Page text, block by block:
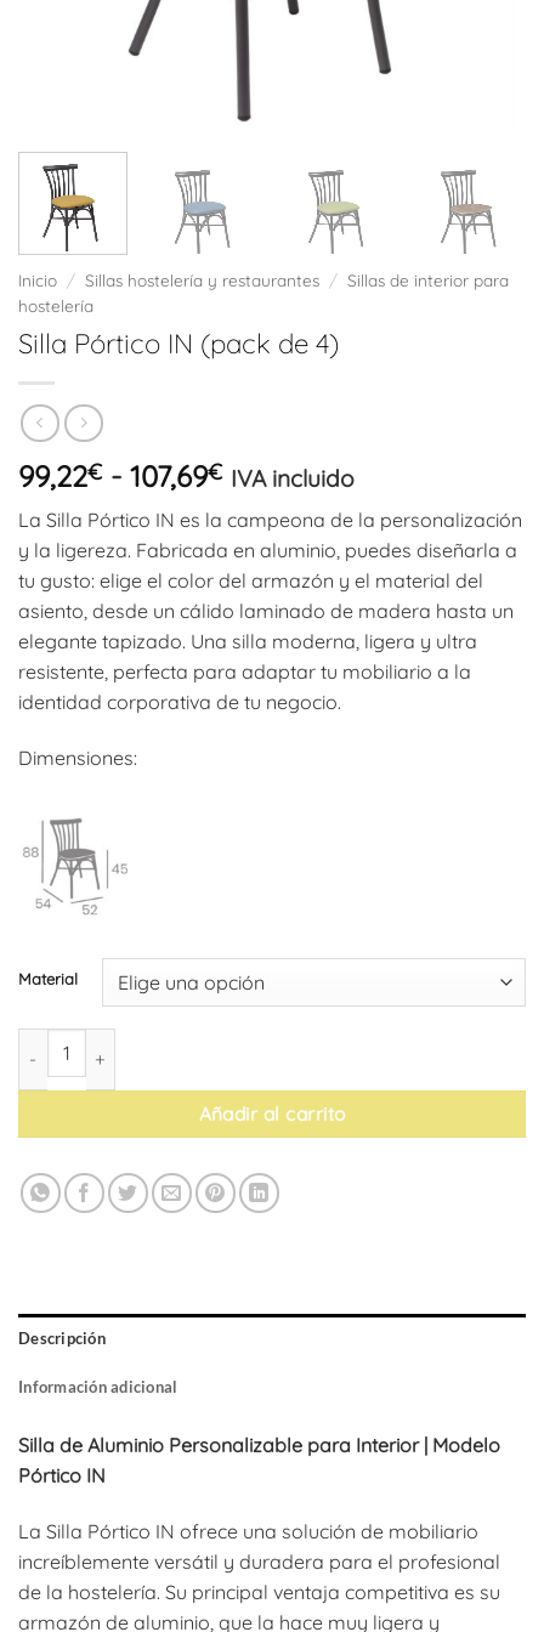
Inicio / Sillas hostelería y restaurantes / Sillas de interior para
hostelería
Silla Pórtico IN (pack de 4)
99,22€ - 107,69€Rango
precios:
desde
99,22€
hasta
107,69€
IVA incluido
La Silla Pórtico IN es la campeona de la personalización
y la ligereza. Fabricada en aluminio, puedes diseñarla a
tu gusto: elige el color del armazón y el material del
asiento, desde un cálido laminado de madera hasta un
elegante tapizado. Una silla moderna, ligera y ultra
resistente, perfecta para adaptar tu mobiliario a la
identidad corporativa de tu negocio.
Dimensiones:
Material
Silla Pórtico IN (pack de 4) cantidad
Añadir al carrito
Descripción
Información adicional
Silla de Aluminio Personalizable para Interior | Modelo
Pórtico IN
La Silla Pórtico IN ofrece una solución de mobiliario
increíblemente versátil y duradera para el profesional
de la hostelería. Su principal ventaja competitiva es su
armazón de aluminio, que la hace muy ligera y